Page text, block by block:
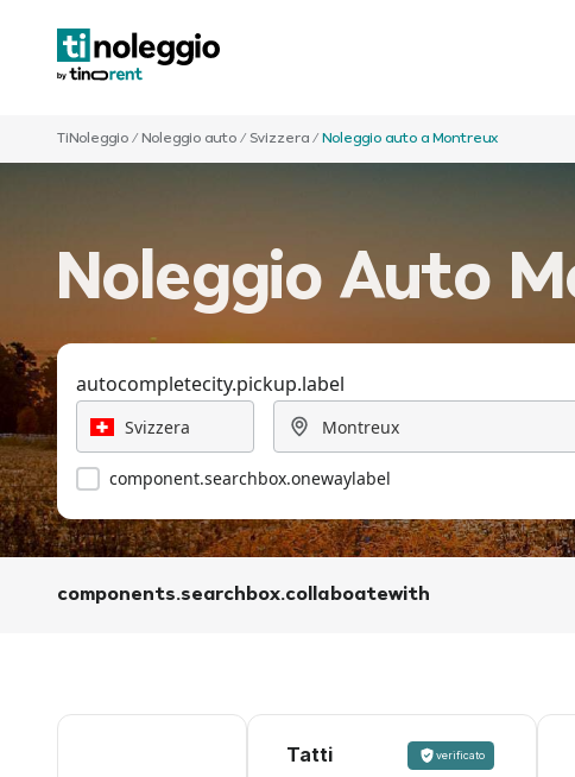
TiNoleggio / Noleggio auto /Svizzera / Noleggio auto a Montreux
Noleggio Auto
autocompletecity.pickup.label
component.searchbox.onewaylabel
components.searchbox.collaboatewith
Tatti verificato